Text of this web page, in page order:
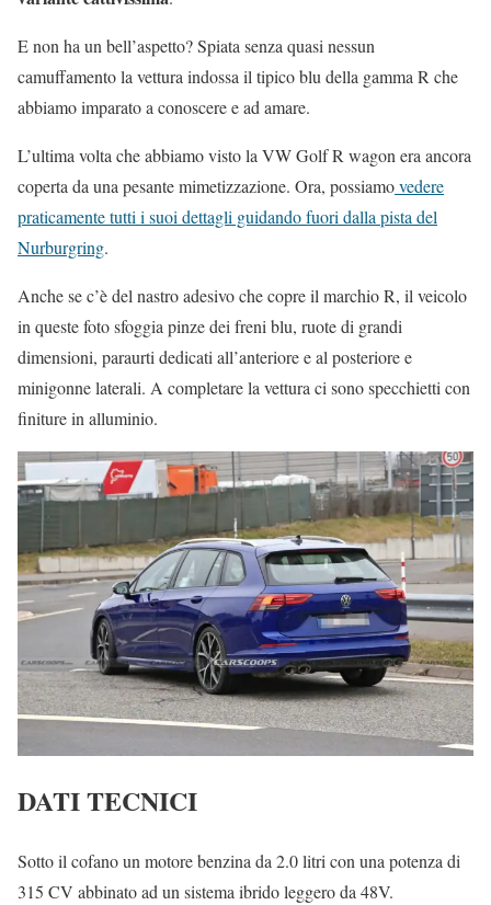
E non ha un bell’aspetto? Spiata senza quasi nessun
camuffamento la vettura indossa il tipico blu della gamma R che
abbiamo imparato a conoscere e ad amare.
L’ultima volta che abbiamo visto la VW Golf R wagon era ancora
coperta da una pesante mimetizzazione. Ora, possiamovedere
praticamente tutti i suoi dettagli guidando fuori dalla pista del
Nurburgring.
Anche se c’è del nastro adesivo che copre il marchio R, il veicolo
in queste foto sfoggia pinze dei freni blu, ruote di grandi
dimensioni, paraurti dedicati all’anteriore e al posteriore e
minigonne laterali. A completare la vettura ci sono specchietti con
finiture in alluminio.
DATI TECNICI
Sotto il cofano un motore benzina da 2.0 litri con una potenza di
315 CV abbinato ad un sistema ibrido leggero da 48V.